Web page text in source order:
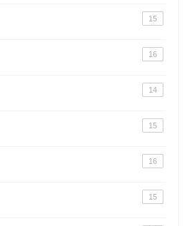
15
16
14
15
16
15